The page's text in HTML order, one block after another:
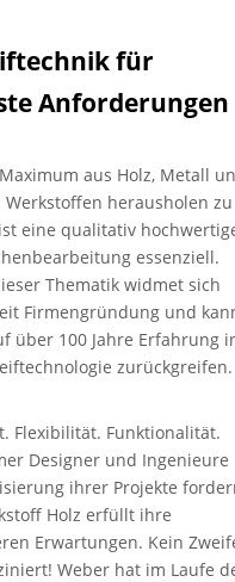
für
Anforderungen
aus Holz, Metall
herausholen zu
eine qualitativ
essenziell.
Thematik widmet sich
Firmengründung und
über 100 Jahre Erfahrung
zurückgreifen.
Flexibilität. Funktionalität.
Designer und Ingenieure
ihrer Projekte
Holz erfüllt ihre
Erwartungen. Kein
Weber hat im Laufe